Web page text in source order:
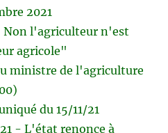
2021
Non l'agriculteur n'est
agricole"
ministre de l'agriculture
du 15/11/21
- L'état renonce à